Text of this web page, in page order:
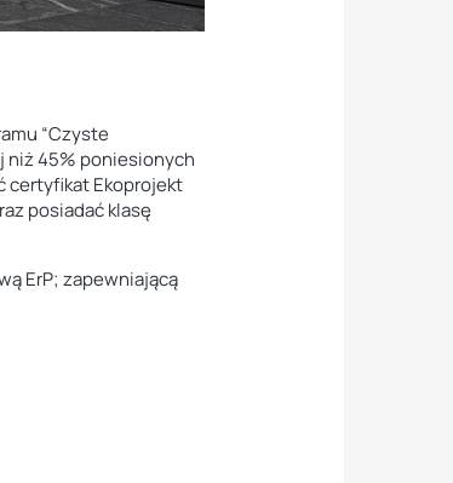
“Czyste
niż 45% poniesionych
certyfikat Ekoprojekt
posiadać klasę
ErP; zapewniającą